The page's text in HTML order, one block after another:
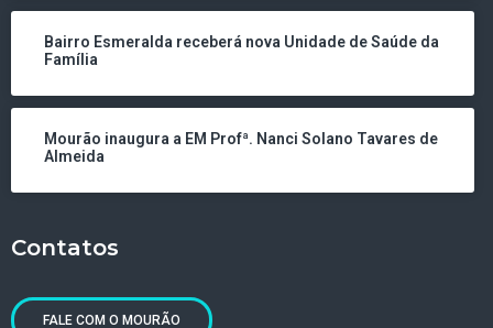
Bairro Esmeralda receberá nova Unidade de Saúde da
Família
Mourão inaugura a EM Profª. Nanci Solano Tavares de
Almeida
Contatos
FALE COM O MOURÃO